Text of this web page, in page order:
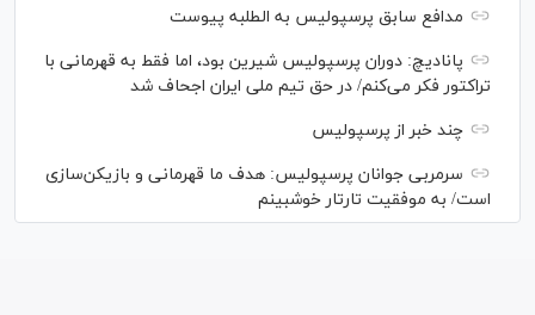
مدافع سابق پرسپولیس به الطلبه پیوست
پانادیچ: دوران پرسپولیس شیرین بود، اما فقط به قهرمانی با
تراکتور فکر می‌کنم/ در حق تیم ملی ایران اجحاف شد
چند خبر از پرسپولیس
سرمربی جوانان پرسپولیس: هدف ما قهرمانی و بازیکن‌سازی
است/ به موفقیت تارتار خوشبینم